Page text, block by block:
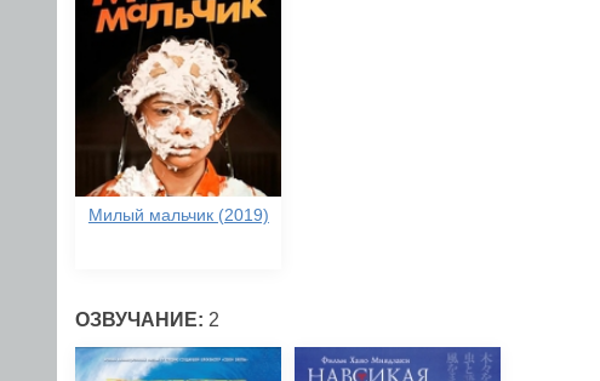
Милый мальчик (2019)
ОЗВУЧАНИЕ: 2